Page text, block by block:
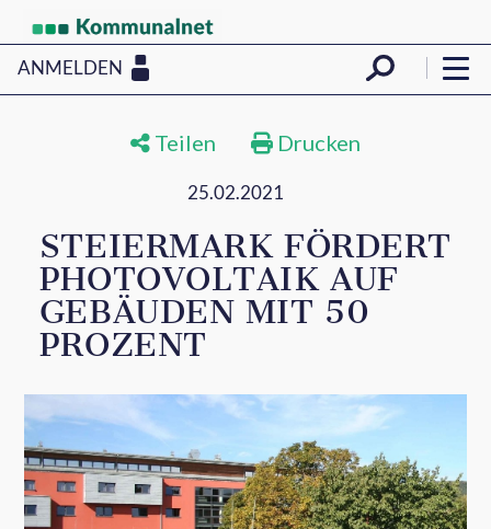
ANMELDEN
Teilen Drucken
25.02.2021
STEIERMARK FÖRDERT
PHOTOVOLTAIK AUF
GEBÄUDEN MIT 50
PROZENT